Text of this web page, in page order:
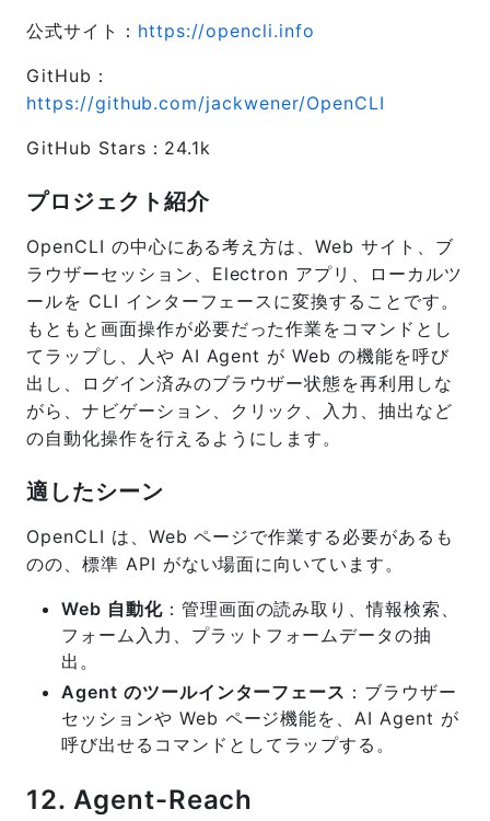
公式サイト： https://opencli.info
GitHub：
https://github.com/jackwener/OpenCLI
GitHub Stars：24.1k
プロジェクト紹介
OpenCLI の中心にある考え方は、Web サイト、ブ
ラウザーセッション、Electron アプリ、ローカルツ
ールを CLI インターフェースに変換することです。
もともと画面操作が必要だった作業をコマンドとし
てラップし、人や AI Agent が Web の機能を呼び
出し、ログイン済みのブラウザー状態を再利用しな
がら、ナビゲーション、クリック、入力、抽出など
の自動化操作を行えるようにします。
適したシーン
OpenCLI は、Web ページで作業する必要があるも
のの、標準 API がない場面に向いています。
Web 自動化：管理画面の読み取り、情報検索、
フォーム入力、プラットフォームデータの抽
出。
Agent のツールインターフェース ：ブラウザー
セッションや Web ページ機能を、AI Agent が
呼び出せるコマンドとしてラップする。
12. Agent-Reach